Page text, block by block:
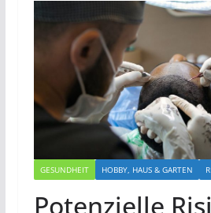
GESUNDHEIT HOBBY, HAUS & GARTEN
Potenzielle